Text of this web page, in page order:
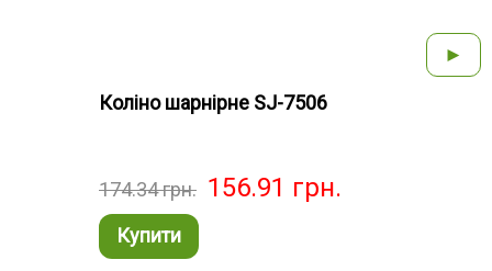
Коліно шарнірне SJ-7506
174.34грн. 156.91 грн.
Купити
►